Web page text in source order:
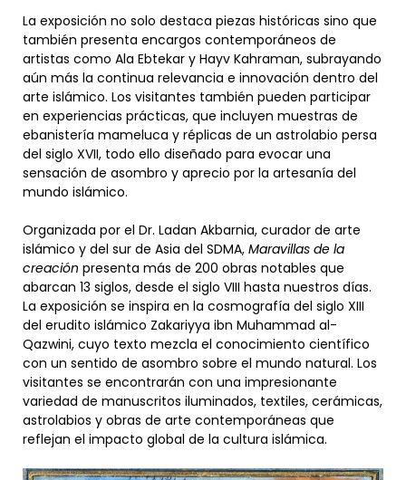
La exposición no solo destaca piezas históricas sino que
también presenta encargos contemporáneos de
artistas como Ala Ebtekar y Hayv Kahraman, subrayando
aún más la continua relevancia e innovación dentro del
arte islámico. Los visitantes también pueden participar
en experiencias prácticas, que incluyen muestras de
ebanistería mameluca y réplicas de un astrolabio persa
del siglo XVII, todo ello diseñado para evocar una
sensación de asombro y aprecio por la artesanía del
mundo islámico.
Organizada por el Dr. Ladan Akbarnia, curador de arte
islámico y del sur de Asia del SDMA, Maravillas de la
creación presenta más de 200 obras notables que
abarcan 13 siglos, desde el siglo VIII hasta nuestros días.
La exposición se inspira en la cosmografía del siglo XIII
del erudito islámico Zakariyya ibn Muhammad al-
Qazwini, cuyo texto mezcla el conocimiento científico
con un sentido de asombro sobre el mundo natural. Los
visitantes se encontrarán con una impresionante
variedad de manuscritos iluminados, textiles, cerámicas,
astrolabios y obras de arte contemporáneas que
reflejan el impacto global de la cultura islámica.